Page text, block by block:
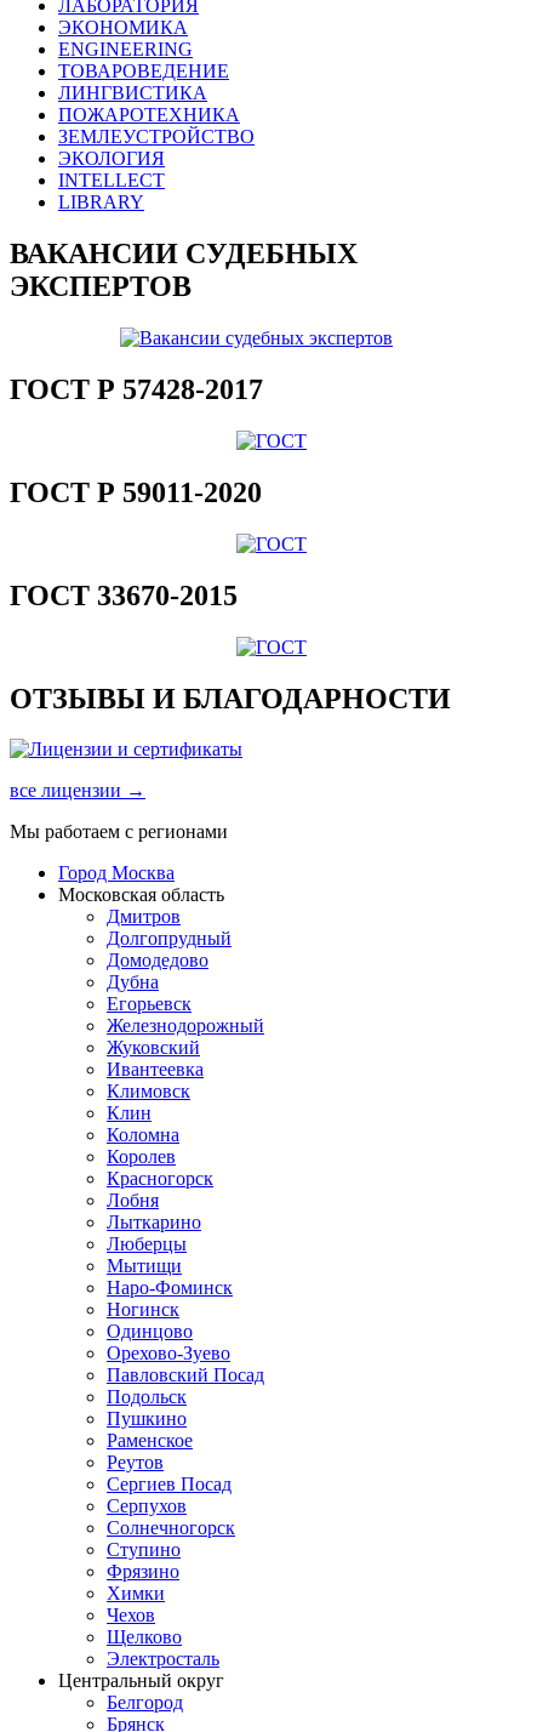
ЛАБОРАТОРИЯ
ЭКОНОМИКА
ENGINEERING
ТОВАРОВЕДЕНИЕ
ЛИНГВИСТИКА
ПОЖАРОТЕХНИКА
ЗЕМЛЕУСТРОЙСТВО
ЭКОЛОГИЯ
INTELLECT
LIBRARY
ВАКАНСИИ СУДЕБНЫХ
ЭКСПЕРТОВ
ГОСТ Р 57428-2017
ГОСТ Р 59011-2020
ГОСТ 33670-2015
ОТЗЫВЫ И БЛАГОДАРНОСТИ
все лицензии →
Мы работаем с регионами
Город Москва
Московская область
Дмитров
Долгопрудный
Домодедово
Дубна
Егорьевск
Железнодорожный
Жуковский
Ивантеевка
Климовск
Клин
Коломна
Королев
Красногорск
Лобня
Лыткарино
Люберцы
Мытищи
Наро-Фоминск
Ногинск
Одинцово
Орехово-Зуево
Павловский Посад
Подольск
Пушкино
Раменское
Реутов
Сергиев Посад
Серпухов
Солнечногорск
Ступино
Фрязино
Химки
Чехов
Щелково
Электросталь
Центральный округ
Белгород
Брянск